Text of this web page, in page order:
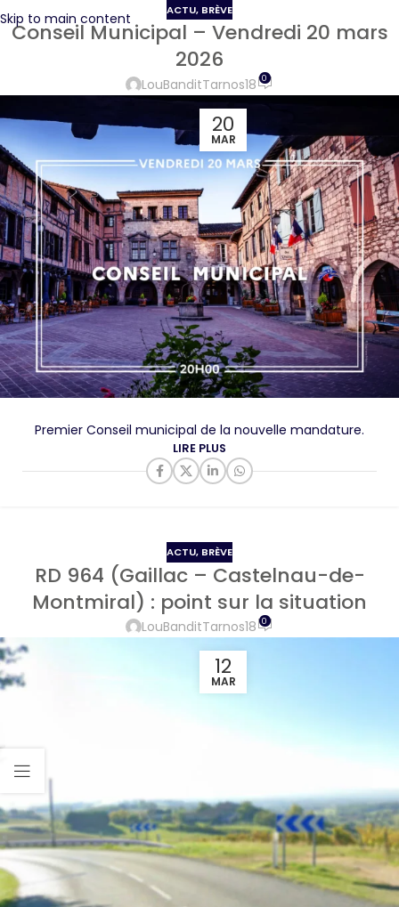
Skip to main content ACTU, BRÈVE
Conseil Municipal – Vendredi 20 mars
2026
LouBanditTarnos18 0
20
MAR
Premier Conseil municipal de la nouvelle mandature.
LIRE PLUS
ACTU, BRÈVE
RD 964 (Gaillac – Castelnau-de-
Montmiral) : point sur la situation
LouBanditTarnos18 0
12
MAR